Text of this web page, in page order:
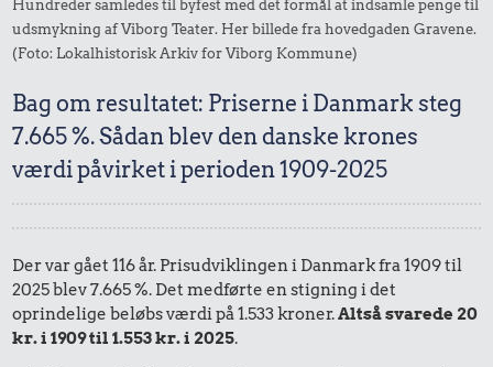
Hundreder samledes til byfest med det formål at indsamle penge til
udsmykning af Viborg Teater. Her billede fra hovedgaden Gravene.
(Foto: Lokalhistorisk Arkiv for Viborg Kommune)
Bag om resultatet: Priserne i Danmark steg
7.665 %. Sådan blev den danske krones
værdi påvirket i perioden 1909-2025
Der var gået 116 år. Prisudviklingen i Danmark fra 1909 til
2025 blev 7.665 %. Det medførte en stigning i det
oprindelige beløbs værdi på 1.533 kroner.Altså svarede 20
kr. i 1909 til 1.553 kr. i 2025.